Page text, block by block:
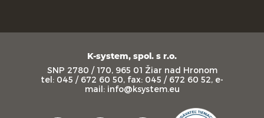
K-system, spol. s r.o.
SNP 2780 / 170, 965 01 Žiar nad Hronom
tel: 045 / 672 60 50, fax: 045 / 672 60 52, e-
mail: info@ksystem.eu